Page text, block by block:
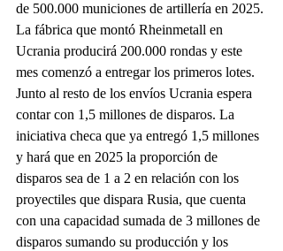
de 500.000 municiones de artillería en 2025.
La fábrica que montó Rheinmetall en
Ucrania producirá 200.000 rondas y este
mes comenzó a entregar los primeros lotes.
Junto al resto de los envíos Ucrania espera
contar con 1,5 millones de disparos. La
iniciativa checa que ya entregó 1,5 millones
y hará que en 2025 la proporción de
disparos sea de 1 a 2 en relación con los
proyectiles que dispara Rusia, que cuenta
con una capacidad sumada de 3 millones de
disparos sumando su producción y los